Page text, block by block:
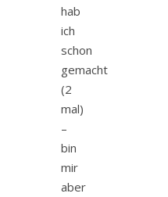
hab
ich
schon
gemacht
(2
mal)
–
bin
mir
aber